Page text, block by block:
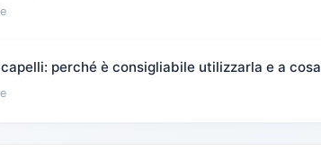
perché è consigliabile utilizzarla e a